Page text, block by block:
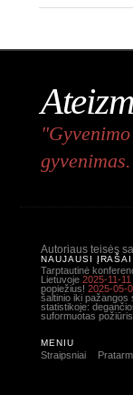
Autoriaus teisės
NAUJAUSI ĮRAŠAI
Tarptautinė
Lietuvoje 2025-11-11
popiežius! 2025-05-
šaltinio iki pažangos
statistikoje:
suformuotas
MENIU
Straipsniai